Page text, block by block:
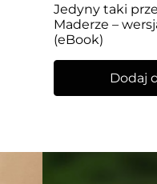
Jedyny taki
Maderze –
(eBook)
Dodaj